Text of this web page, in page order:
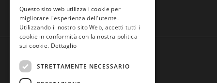
Domande frequenti
Questo sito web utilizza i cookie per
migliorare l'esperienza dell'utente.
Utilizzando il nostro sito Web, accetti tutti i
cookie in conformità con la nostra politica
sui cookie. Dettaglio
STRETTAMENTE NECESSARIO